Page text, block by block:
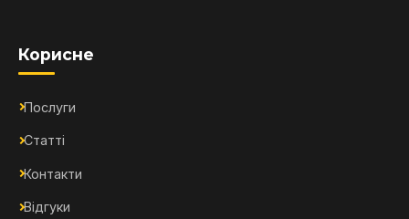
Корисне
Послуги
Статті
Контакти
Відгуки